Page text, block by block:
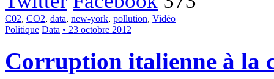
C02, CO2, data, new-york, pollution, Vidéo
Politique Data • 23 octobre 2012
Corruption italienne à la